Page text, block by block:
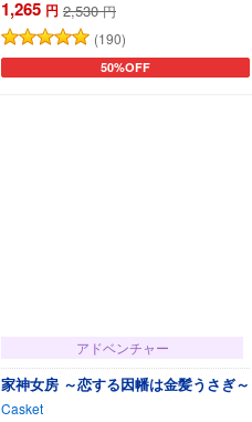
1,265 円 2,530 円
(190)
50%OFF
カートに追加
アドベンチャー
家神女房 ～恋する因幡は金髪うさぎ～
Casket